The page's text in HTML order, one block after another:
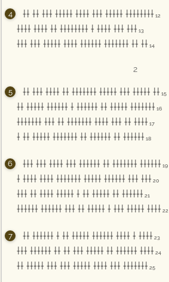
†† †† ††† ††††† †††† ††† ††††† †††††††† 12
†††† †††† †† †††††††† † †††† ††† ††† 13
††† ††† ††††† †††† †††††† ††††††† †† †† 14
2
†† ††† †††† †† ††††††† ††††† ††† ††††† †† 15
†† ††††† †††††† † †††††† †† ††††† ††††††† 16
††††††† ††† †† ††††††† †††† ††† †† †††† 17
† †† ††††† ††††††† †† †††††† †† †††††† 18
††† ††† †††† ††† †††††† †† ††††††† †††††† 19
† †††† †††† ††††††† ††††† †††††† ††† ††† 20
††† †† †††† ††††† † †† ††††† †† †††††† 21
†††††† †††††† ††† †† ††††† † ††† ††††† †††† 22
†† †††††† † †† ††††† †††††† †††† † †††† 23
††† †††††† †† †† ††† ††††† †† †††††† †††† 24
†† ††††† ††† ††† ††††† †††† ††† ††††††† 25